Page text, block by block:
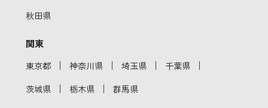
秋田県
関東
東京都 ｜ 神奈川県 ｜ 埼玉県 ｜ 千葉県 ｜
茨城県 ｜ 栃木県 ｜ 群馬県